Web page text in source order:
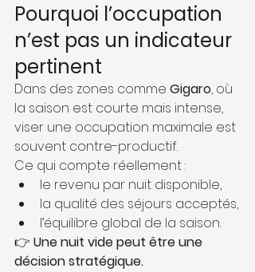
Pourquoi l’occupation
n’est pas un indicateur
pertinent
Dans des zones comme Gigaro, où
la saison est courte mais intense,
viser une occupation maximale est
souvent contre-productif.
Ce qui compte réellement :
le revenu par nuit disponible,
la qualité des séjours acceptés,
l’équilibre global de la saison.
👉 Une nuit vide peut être une
décision stratégique.